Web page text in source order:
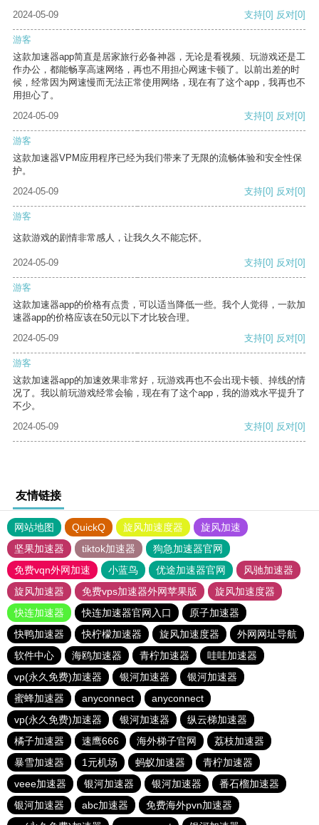
2024-05-09 支持[0] 反对[0]
游客
这款加速器app简直是居家旅行必备神器，无论是看视频、玩游戏还是工
作办公，都能畅享高速网络，再也不用担心网速卡顿了。以前出差的时
候，经常因为网速慢而无法正常使用网络，现在有了这个app，我再也不
用担心了。
2024-05-09
支持[0] 反对[0]
游客
这款加速器VPM应用程序已经为我们带来了无限的流畅体验和安全性保
护。
2024-05-09
支持[0] 反对[0]
游客
这款游戏的剧情非常感人，让我久久不能忘怀。
2024-05-09 支持[0] 反对[0]
游客
这款加速器app的价格有点贵，可以适当降低一些。我个人觉得，一款加
速器app的价格应该在50元以下才比较合理。
2024-05-09
支持[0] 反对[0]
游客
这款加速器app的加速效果非常好，玩游戏再也不会出现卡顿、掉线的情
况了。我以前玩游戏经常会输，现在有了这个app，我的游戏水平提升了
不少。
2024-05-09
支持[0] 反对[0]
友情链接
网站地图 QuickQ 旋风加速度器
旋风加速
坚果加速器
tiktok加速器
狗急加速器官网
免费vqn外网加速
小蓝鸟 优途加速器官网
风驰加速器
旋风加速器
免费vps加速器外网苹果版
旋风加速度器
快连加速器
快连加速器官网入口
原子加速器
快鸭加速器
快柠檬加速器 旋风加速度器
外网网址导航
软件中心
海鸥加速器 青柠加速器
哇哇加速器
vp(永久免费)加速器
银河加速器
银河加速器
蜜蜂加速器
anyconnect
anyconnect
vp(永久免费)加速器
银河加速器
纵云梯加速器
橘子加速器
速鹰666 海外梯子官网
荔枝加速器
暴雪加速器
1元机场 蚂蚁加速器
青柠加速器
veee加速器
银河加速器 银河加速器
番石榴加速器
银河加速器
abc加速器
免费海外pvn加速器